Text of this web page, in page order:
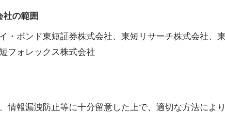
社の範囲
・ボンド東短証券株式会社、東短リサーチ株式会社、
フォレックス株式会社
情報漏洩防止等に十分留意した上で、適切な方法によ